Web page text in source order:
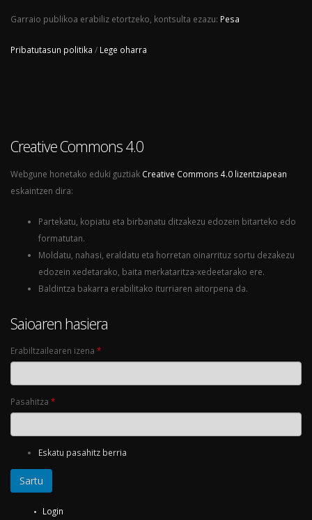
Garraio publikoa erabiliz etortzeko, kontsulta ezazu: Pesa
Pribatutasun politika / Lege oharra
Creative Commons 4.0
Webgune honetako eduki guztiak Creative Commons 4.0 lizentziapean
eskaintzen dira:
Partekatu, kopiatu eta birbanatu ditzakezu edozein bitarteko edo
formatutan.
Moldatu, nahasi, eraldatu eta horretan oinarrituz sortu dezakezu
edozein xedetarako, baita merkataritza-xedeetarako ere.
Baldintza bakarra erabilitako iturriaren aitorpena da.
Saioaren hasiera
Erabiltzailearen izena *
Pasahitza *
Eskatu pasahitz berria
Login